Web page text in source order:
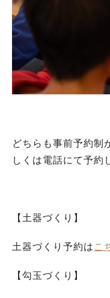
どちらも事前予約制
しくは電話にて予約
【土器づくり】
土器づくり予約は こ
【勾玉づくり】